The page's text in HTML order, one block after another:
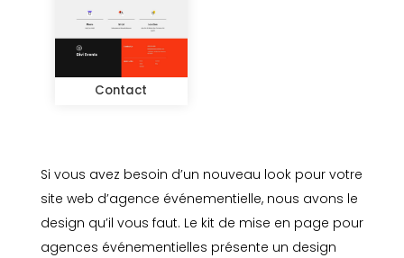
Si vous avez besoin d’un nouveau look pour votre
site web d’agence événementielle, nous avons le
design qu’il vous faut. Le kit de mise en page pour
agences événementielles présente un design
Contact